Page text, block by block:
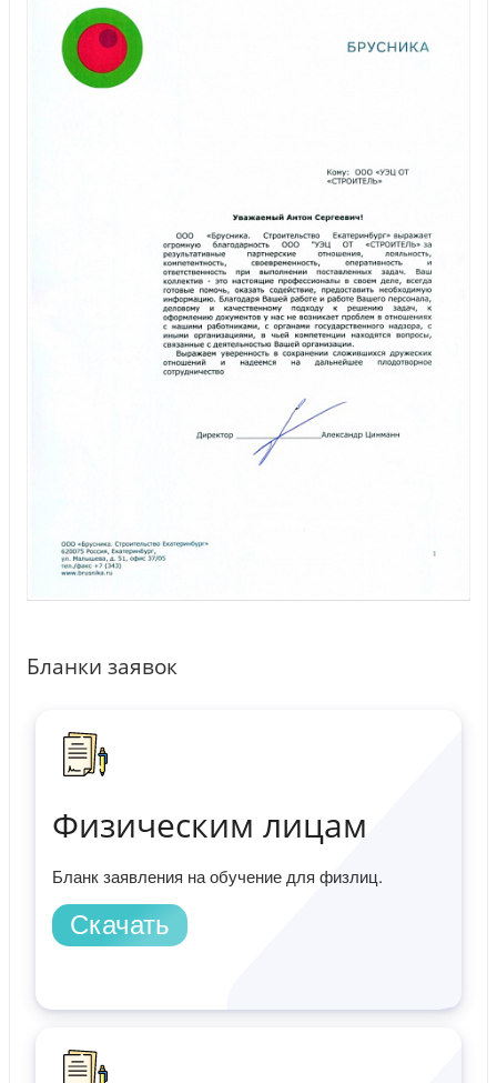
Бланки заявок
Физическим лицам
Бланк заявления на обучение для физлиц.
Скачать